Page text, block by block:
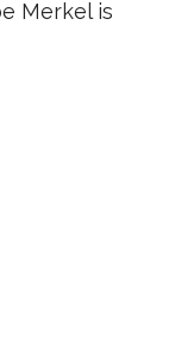
Merkel is